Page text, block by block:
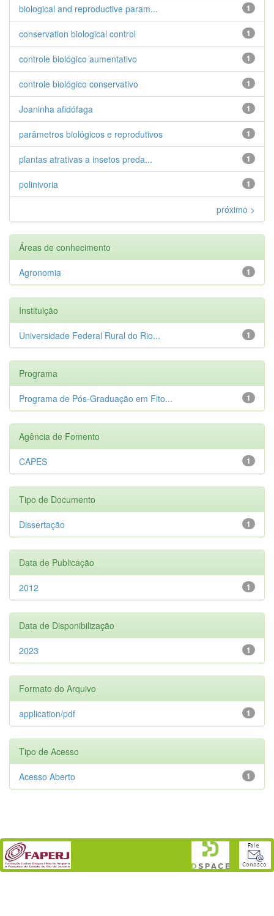
1
biological and reproductive param...
1
conservation biological control
1
controle biológico aumentativo
1
controle biológico conservativo
1
Joaninha afidófaga
1
parâmetros biológicos e reprodutivos
1
plantas atrativas a insetos preda...
1
polinivoria
próximo >
Áreas de conhecimento
1
Agronomia
Instituição
1
Universidade Federal Rural do Rio...
Programa
1
Programa de Pós-Graduação em Fito...
Agência de Fomento
1
CAPES
Tipo de Documento
1
Dissertação
Data de Publicação
1
2012
Data de Disponibilização
1
2023
Formato do Arquivo
1
application/pdf
Tipo de Acesso
1
Acesso Aberto